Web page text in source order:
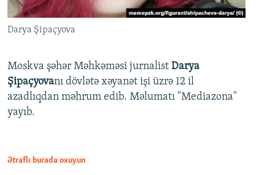
Darya Şipaçyova
Moskva şəhər Məhkəməsi jurnalist Darya
Şipaçyovanı dövlətə xəyanət işi üzrə 12 il
azadlıqdan məhrum edib. Məlumatı "Mediazona"
yayıb.
Ətraflı burada oxuyun